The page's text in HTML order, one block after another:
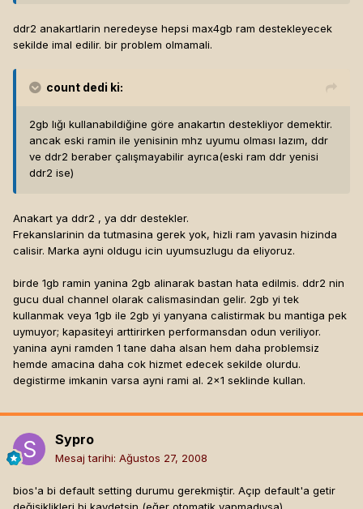
ddr2 anakartlarin neredeyse hepsi max4gb ram destekleyecek
sekilde imal edilir. bir problem olmamali.
count dedi ki:
2gb lığı kullanabildiğine göre anakartın destekliyor demektir.
ancak eski ramin ile yenisinin mhz uyumu olması lazım, ddr
ve ddr2 beraber çalışmayabilir ayrıca(eski ram ddr yenisi
ddr2 ise)
Anakart ya ddr2 , ya ddr destekler.
Frekanslarinin da tutmasina gerek yok, hizli ram yavasin hizinda
calisir. Marka ayni oldugu icin uyumsuzlugu da eliyoruz.
birde 1gb ramin yanina 2gb alinarak bastan hata edilmis. ddr2 nin
gucu dual channel olarak calismasindan gelir. 2gb yi tek
kullanmak veya 1gb ile 2gb yi yanyana calistirmak bu mantiga pek
uymuyor; kapasiteyi arttirirken performansdan odun veriliyor.
yanina ayni ramden 1 tane daha alsan hem daha problemsiz
hemde amacina daha cok hizmet edecek sekilde olurdu.
degistirme imkanin varsa ayni rami al. 2x1 seklinde kullan.
Sypro
Mesaj tarihi: Ağustos 27, 2008
bios'a bi default setting durumu gerekmiştir. Açıp default'a getir